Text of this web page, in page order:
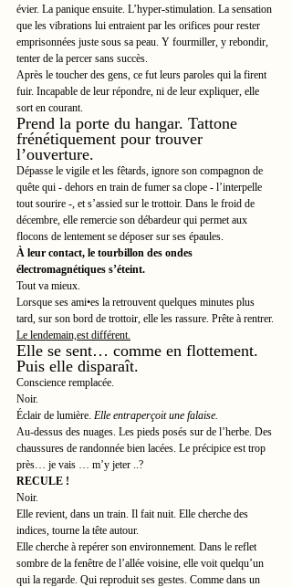
évier. La panique ensuite. L’hyper-stimulation. La sensation
que les vibrations lui entraient par les orifices pour rester
emprisonnées juste sous sa peau. Y fourmiller, y rebondir,
tenter de la percer sans succès.
Après le toucher des gens, ce fut leurs paroles qui la firent
fuir. Incapable de leur répondre, ni de leur expliquer, elle
sort en courant.
Prend la porte du hangar. Tattone
frénétiquement pour trouver
l’ouverture.
Dépasse le vigile et les fêtards, ignore son compagnon de
quête qui - dehors en train de fumer sa clope - l’interpelle
tout sourire -, et s’assied sur le trottoir. Dans le froid de
décembre, elle remercie son débardeur qui permet aux
flocons de lentement se déposer sur ses épaules.
À leur contact, le tourbillon des ondes
électromagnétiques s’éteint.
Tout va mieux.
Lorsque ses ami•es la retrouvent quelques minutes plus
tard, sur son bord de trottoir, elle les rassure. Prête à rentrer.
Le lendemain,est différent.
Elle se sent… comme en flottement.
Puis elle disparaît.
Conscience remplacée.
Noir.
Éclair de lumière. Elle entraperçoit une falaise.
Au-dessus des nuages. Les pieds posés sur de l’herbe. Des
chaussures de randonnée bien lacées. Le précipice est trop
près… je vais … m’y jeter ..?
RECULE !
Noir.
Elle revient, dans un train. Il fait nuit. Elle cherche des
indices, tourne la tête autour.
Elle cherche à repérer son environnement. Dans le reflet
sombre de la fenêtre de l’allée voisine, elle voit quelqu’un
qui la regarde. Qui reproduit ses gestes. Comme dans un